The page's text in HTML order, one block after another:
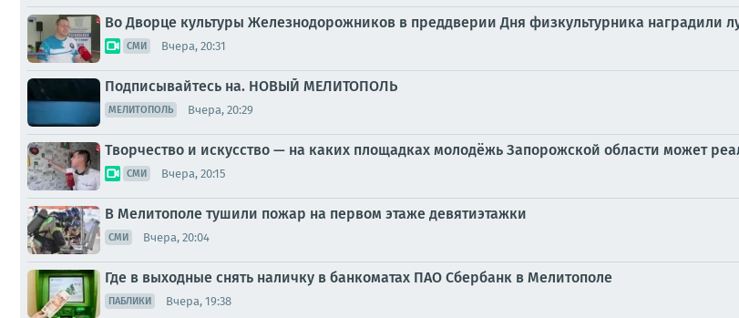
Во Дворце культуры Железнодорожников в преддверии Дня физкультурника наградили
СМИ Вчера, 20:31
Подписывайтесь на. НОВЫЙ МЕЛИТОПОЛЬ
МЕЛИТОПОЛЬ Вчера, 20:29
Творчество и искусство — на каких площадках молодёжь Запорожской области может
СМИ Вчера, 20:15
В Мелитополе тушили пожар на первом этаже девятиэтажки
СМИ Вчера, 20:04
Где в выходные снять наличку в банкоматах ПАО Сбербанк в Мелитополе
ПАБЛИКИ Вчера, 19:38